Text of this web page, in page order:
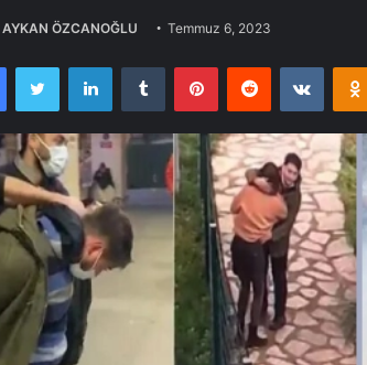
AYKAN ÖZCANOĞLU Temmuz 6, 2023
FacebookTwitter LinkedInTumblr PinterestReddit